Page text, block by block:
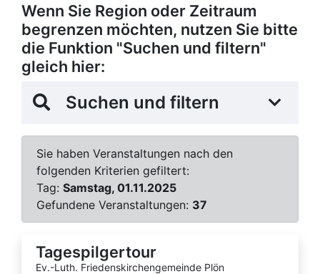
Wenn Sie Region oder Zeitraum
begrenzen möchten, nutzen Sie bitte
die Funktion "Suchen und filtern"
gleich hier:
Suchen und filtern
Sie haben Veranstaltungen nach den
folgenden Kriterien gefiltert:
Tag: Samstag, 01.11.2025
Gefundene Veranstaltungen: 37
Tagespilgertour
Ev.-Luth. Friedenskirchengemeinde Plön